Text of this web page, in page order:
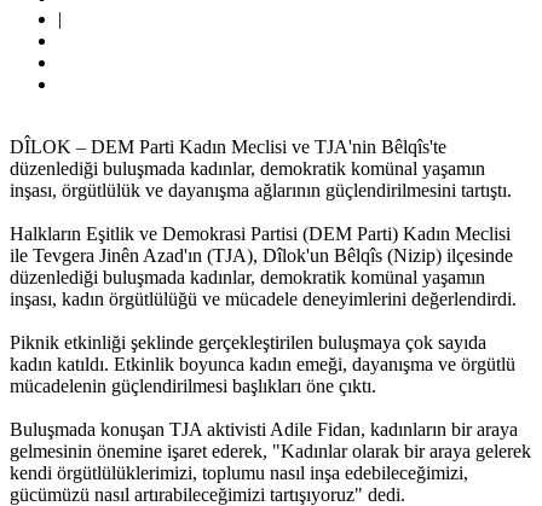
|
DÎLOK – DEM Parti Kadın Meclisi ve TJA'nin Bêlqîs'te
düzenlediği buluşmada kadınlar, demokratik komünal yaşamın
inşası, örgütlülük ve dayanışma ağlarının güçlendirilmesini tartıştı.
Halkların Eşitlik ve Demokrasi Partisi (DEM Parti) Kadın Meclisi
ile Tevgera Jinên Azad'ın (TJA), Dîlok'un Bêlqîs (Nizip) ilçesinde
düzenlediği buluşmada kadınlar, demokratik komünal yaşamın
inşası, kadın örgütlülüğü ve mücadele deneyimlerini değerlendirdi.
Piknik etkinliği şeklinde gerçekleştirilen buluşmaya çok sayıda
kadın katıldı. Etkinlik boyunca kadın emeği, dayanışma ve örgütlü
mücadelenin güçlendirilmesi başlıkları öne çıktı.
Buluşmada konuşan TJA aktivisti Adile Fidan, kadınların bir araya
gelmesinin önemine işaret ederek, "Kadınlar olarak bir araya gelerek
kendi örgütlülüklerimizi, toplumu nasıl inşa edebileceğimizi,
gücümüzü nasıl artırabileceğimizi tartışıyoruz" dedi.